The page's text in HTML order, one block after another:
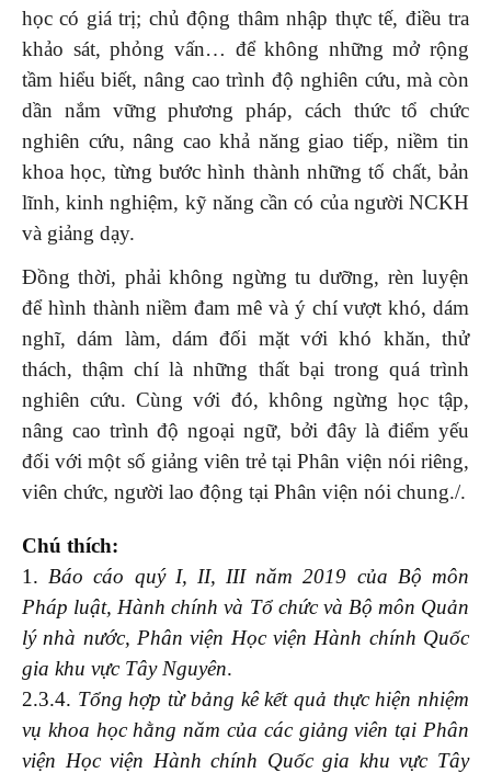
học có giá trị; chủ động thâm nhập thực tế, điều tra
khảo sát, phỏng vấn… để không những mở rộng
tầm hiểu biết, nâng cao trình độ nghiên cứu, mà còn
dần nắm vững phương pháp, cách thức tổ chức
nghiên cứu, nâng cao khả năng giao tiếp, niềm tin
khoa học, từng bước hình thành những tố chất, bản
lĩnh, kinh nghiệm, kỹ năng cần có của người NCKH
và giảng dạy.
Đồng thời, phải không ngừng tu dưỡng, rèn luyện
để hình thành niềm đam mê và ý chí vượt khó, dám
nghĩ, dám làm, dám đối mặt với khó khăn, thử
thách, thậm chí là những thất bại trong quá trình
nghiên cứu. Cùng với đó, không ngừng học tập,
nâng cao trình độ ngoại ngữ, bởi đây là điểm yếu
đối với một số giảng viên trẻ tại Phân viện nói riêng,
viên chức, người lao động tại Phân viện nói chung./.
Chú thích:
1. Báo cáo quý I, II, III năm 2019 của Bộ môn
Pháp luật, Hành chính và Tổ chức và Bộ môn Quản
lý nhà nước, Phân viện Học viện Hành chính Quốc
gia khu vực Tây Nguyên.
2.3.4. Tổng hợp từ bảng kê kết quả thực hiện nhiệm
vụ khoa học hằng năm của các giảng viên tại Phân
viện Học viện Hành chính Quốc gia khu vực Tây